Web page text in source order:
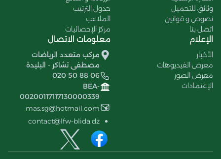
وثائق للتحميل
نصوص و قوانين
اتصل بنا
جدول الترتيب
الملاعب
مركز الإحصائيات
الإعلام
الأخبار
معرض الفيديوهات
معرض الصور
الإعتمادات
معلومات الاتصال
مركب متعدد الرياضات
مصطفى تشاكر - البليدة
020 50 88 06
BEA-
00200117117130000339
mas.sg@hotmail.com
contact@lfw-blida.dz